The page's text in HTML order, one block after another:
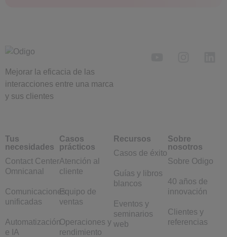
Mejorar la eficacia de las
interacciones entre una marca
y sus clientes
Tus
necesidades
Contact Center
Omnicanal
Comunicaciones
unificadas
Automatización
e IA
Casos
prácticos
Atención al
cliente
Equipo de
ventas
Operaciones y
rendimiento
Recursos
Casos de éxito
Guías y libros
blancos
Eventos y
seminarios
web
Sobre
nosotros
Sobre Odigo
40 años de
innovación
Clientes y
referencias